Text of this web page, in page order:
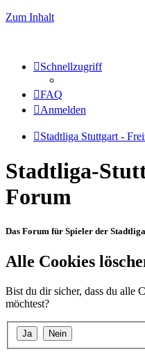
Zum Inhalt
Schnellzugriff
FAQ
Anmelden
Stadtliga Stuttgart -
Stadtliga-
Forum
Das Forum für Spieler der
Alle Cookies
Bist du dir sicher, dass du alle
möchtest?